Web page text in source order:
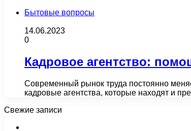
Бытовые вопросы
14.06.2023
0
Кадровое агентство:
Современный рынок труда постоянно
кадровые агентства, которые находят и
Свежие записи